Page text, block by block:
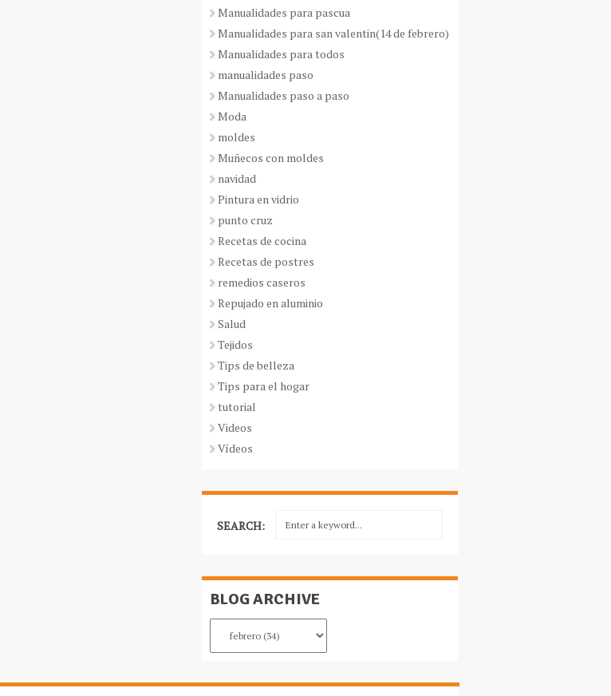
Manualidades para pascua
Manualidades para san valentin(14 de febrero)
Manualidades para todos
manualidades paso
Manualidades paso a paso
Moda
moldes
Muñecos con moldes
navidad
Pintura en vidrio
punto cruz
Recetas de cocina
Recetas de postres
remedios caseros
Repujado en aluminio
Salud
Tejidos
Tips de belleza
Tips para el hogar
tutorial
Videos
Vídeos
SEARCH:
BLOG ARCHIVE